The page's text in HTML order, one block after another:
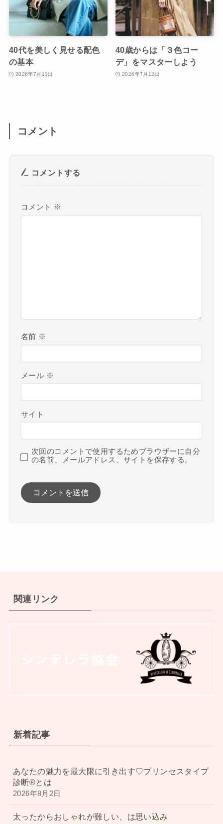
40代を美しく見せる配色
の基本
2026年7月13日
40歳からは「３色コー
デ」をマスターしよう
2026年7月12日
コメント
コメントする
コメント ※
名前 ※
メール ※
サイト
次回のコメントで使用するためブラウザーに自分
の名前、メールアドレス、サイトを保存する。
関連リンク
新着記事
あなたの魅力を最大限に引き出す♡プリンセスタイプ
診断®︎とは
2026年8月2日
太ったからおしゃれが難しい、は思い込み